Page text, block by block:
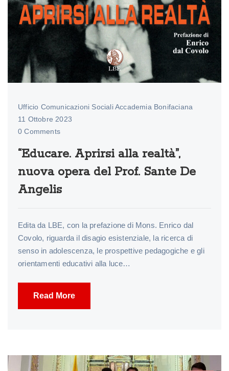
Ufficio Comunicazioni Sociali Accademia Bonifaciana
11 Ottobre 2023
0 Comments
“Educare. Aprirsi alla realtà”,
nuova opera del Prof. Sante De
Angelis
Edita da LBE, con la prefazione di Mons. Enrico dal
Covolo, riguarda il disagio esistenziale, la ricerca di
senso in adolescenza, le prospettive pedagogiche e gli
orientamenti educativi alla luce…
Read More